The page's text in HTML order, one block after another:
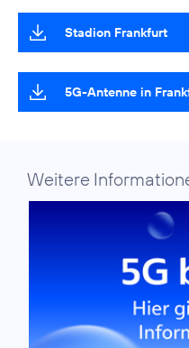
Stadion Frankfurt
5G-Antenne in
Weitere